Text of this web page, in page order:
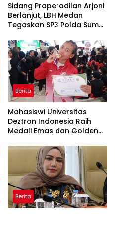
Sidang Praperadilan Arjoni
Berlanjut, LBH Medan
Tegaskan SP3 Polda Sumut
Berita
Mahasiswi Universitas
Deztron Indonesia Raih
Medali Emas dan Golden
Berita